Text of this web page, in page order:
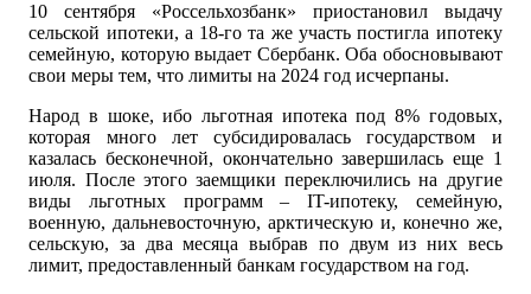
10 сентября «Россельхозбанк» приостановил выдачу
сельской ипотеки, а 18-го та же участь постигла ипотеку
семейную, которую выдает Сбербанк. Оба обосновывают
свои меры тем, что лимиты на 2024 год исчерпаны.
Народ в шоке, ибо льготная ипотека под 8% годовых,
которая много лет субсидировалась государством и
казалась бесконечной, окончательно завершилась еще 1
июля. После этого заемщики переключились на другие
виды льготных программ – IT-ипотеку, семейную,
военную, дальневосточную, арктическую и, конечно же,
сельскую, за два месяца выбрав по двум из них весь
лимит, предоставленный банкам государством на год.